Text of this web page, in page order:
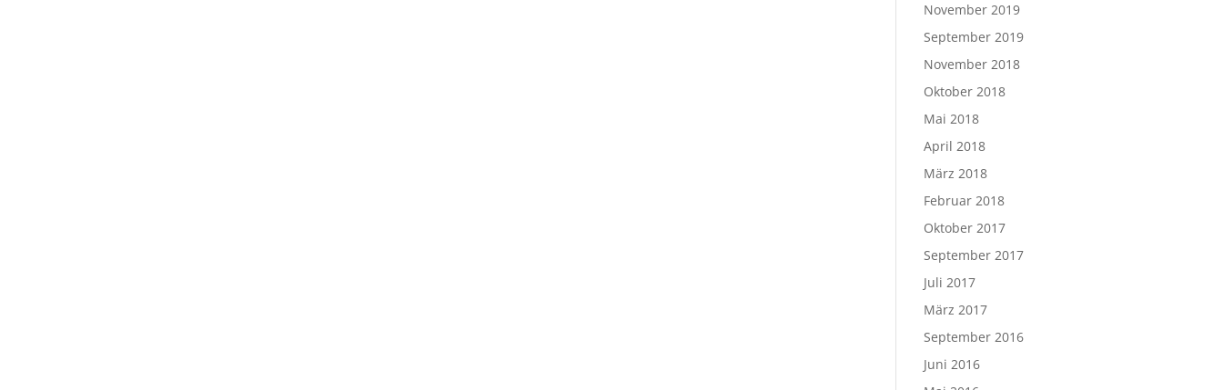
November 2019
September 2019
November 2018
Oktober 2018
Mai 2018
April 2018
März 2018
Februar 2018
Oktober 2017
September 2017
Juli 2017
März 2017
September 2016
Juni 2016